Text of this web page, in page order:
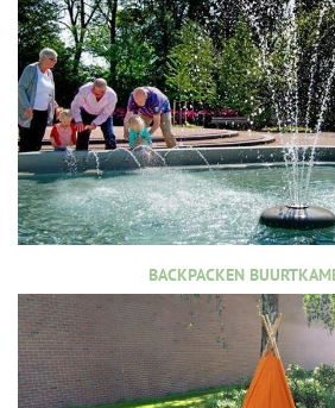
BACKPACKEN